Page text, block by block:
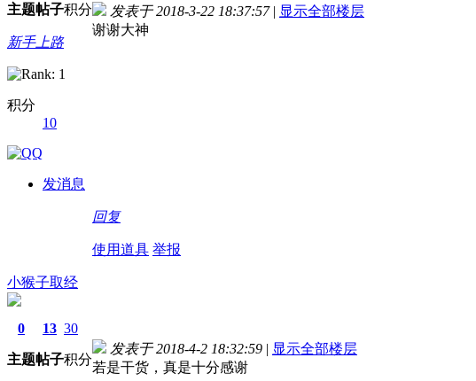
主题帖子积分
新手上路
积分
10
发消息
发表于 2018-3-22 18:37:57 | 显示全部楼层
谢谢大神
回复
使用道具 举报
小猴子取经
0
主题
13
帖子
30
积分
发表于 2018-4-2 18:32:59 | 显示全部楼层
若是干货，真是十分感谢